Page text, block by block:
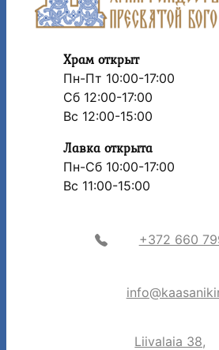
Храм открыт
Пн-Пт 10:00-17:00
Сб 12:00-17:00
Вс 12:00-15:00
Лавка открыта
Пн-Сб 10:00-17:00
Вс 11:00-15:00
+372 660
Liivalaia 38,